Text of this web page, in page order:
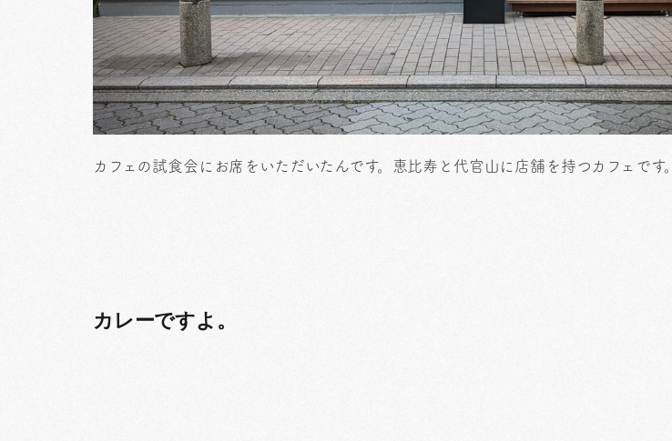
カフェの試食会にお席をいただいたんです。恵比寿と代官山に店舗を持つカフェです。
カレーですよ。